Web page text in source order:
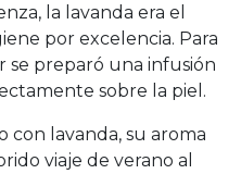
la lavanda era el
por excelencia. Para
se preparó una infusión
sobre la piel.
lavanda, su aroma
viaje de verano al